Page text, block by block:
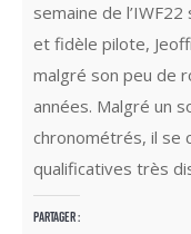
semaine de
et fidèle pilote,
malgré son peu de
années. Malgré un
chronométrés, il se
qualificatives très
Partager :